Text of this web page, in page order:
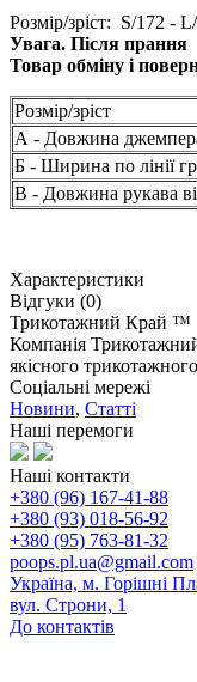
Розмір/зріст: S/172 -
Увага. Після прання
Товар обміну і
Розмір/зріст
А - Довжина
Б - Ширина по лінії
В - Довжина рукава
Характеристики
Відгуки (0)
Трикотажний Край ™
Компанія
якісного
Соціальні мережі
Новини, Статті
Наші перемоги
Наші контакти
+380 (96) 167-41-88
+380 (93) 018-56-92
+380 (95) 763-81-32
poops.pl.ua@gmail.com
Україна, м. Горішні
вул. Строни, 1
До контактів